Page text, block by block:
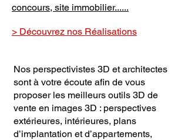
concours, site immobilier......
> Découvrez nos Réalisations
Nos perspectivistes 3D et architectes
sont à votre écoute afin de vous
proposer les meilleurs outils 3D de
vente en images 3D : perspectives
extérieures, intérieures, plans
d’implantation et d’appartements,